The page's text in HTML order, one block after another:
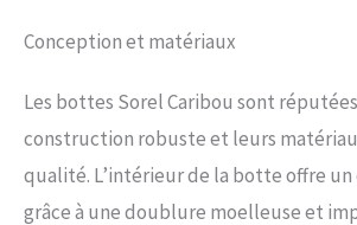
combine savoir-
les limites de la
première de la
Conception et matériaux
Les bottes Sorel Caribou sont
construction robuste et leurs
qualité. L’intérieur de la botte offre
grâce à une doublure moelleuse et